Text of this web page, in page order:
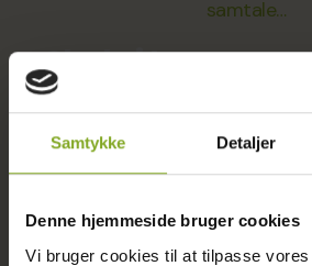
Samtykke Detaljer
Denne hjemmeside bruger cookies
Vi bruger cookies til at tilpasse vores
samtale…
Skal vi tage en
næste
Få en uforpligtende snak
idéer - udfyld formularen